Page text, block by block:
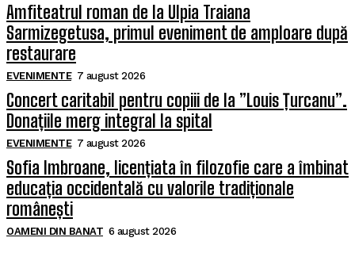
Amfiteatrul roman de la Ulpia Traiana
Sarmizegetusa, primul eveniment de amploare după
restaurare
EVENIMENTE 7 august 2026
Concert caritabil pentru copiii de la ”Louis Țurcanu”.
Donațiile merg integral la spital
EVENIMENTE 7 august 2026
Sofia Imbroane, licențiata în filozofie care a îmbinat
educația occidentală cu valorile tradiționale
românești
OAMENI DIN BANAT 6 august 2026